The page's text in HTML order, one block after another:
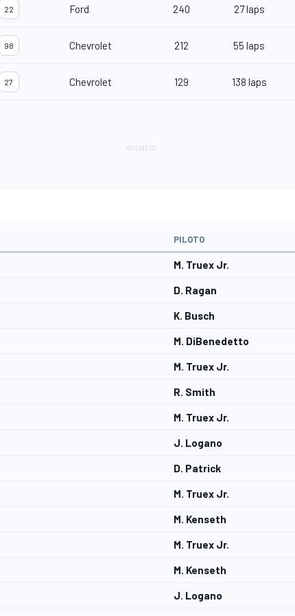
22 Ford 240 27 laps
98 Chevrolet 212 55 laps
27 Chevrolet 129 138 laps
PILOTO
M. Truex Jr.
D. Ragan
K. Busch
M. DiBenedetto
M. Truex Jr.
R. Smith
M. Truex Jr.
J. Logano
D. Patrick
M. Truex Jr.
M. Kenseth
M. Truex Jr.
M. Kenseth
J. Logano